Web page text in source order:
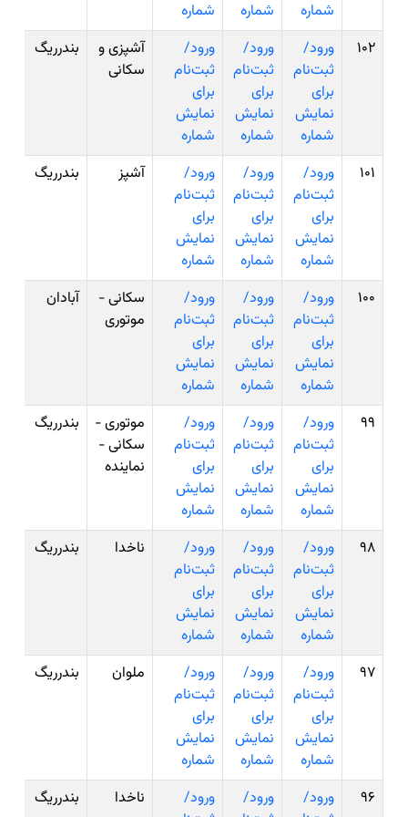
شماره
شماره
شماره
102
ورود/
ثبت‌نام
برای
نمایش
شماره
ورود/
ثبت‌نام
برای
نمایش
شماره
ورود/
ثبت‌نام
برای
نمایش
شماره
آشپزی و
سکانی
بندرریگ
101
ورود/
ثبت‌نام
برای
نمایش
شماره
ورود/
ثبت‌نام
برای
نمایش
شماره
ورود/
ثبت‌نام
برای
نمایش
شماره
آشپز بندرریگ
100
ورود/
ثبت‌نام
برای
نمایش
شماره
ورود/
ثبت‌نام
برای
نمایش
شماره
ورود/
ثبت‌نام
برای
نمایش
شماره
سکانی -
موتوری
آبادان
99
ورود/
ثبت‌نام
برای
نمایش
شماره
ورود/
ثبت‌نام
برای
نمایش
شماره
ورود/
ثبت‌نام
برای
نمایش
شماره
موتوری -
سکانی -
نماینده
بندرریگ
98
ورود/
ثبت‌نام
برای
نمایش
شماره
ورود/
ثبت‌نام
برای
نمایش
شماره
ورود/
ثبت‌نام
برای
نمایش
شماره
ناخدا بندرریگ
97
ورود/
ثبت‌نام
برای
نمایش
شماره
ورود/
ثبت‌نام
برای
نمایش
شماره
ورود/
ثبت‌نام
برای
نمایش
شماره
ملوان بندرریگ
96
ورود/
ورود/
ورود/
ناخدا بندرریگ